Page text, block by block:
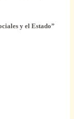
y el Estado”